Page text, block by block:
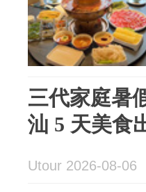
三代家庭暑
汕 5 天美食
Utour 2026-08-06